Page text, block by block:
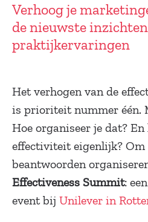
Verhoog je
de nieuwste
praktijkervaringen
Het verhogen van de
is prioriteit nummer één.
Hoe organiseer je dat?
effectiviteit eigenlijk? Om
beantwoorden
Effectiveness Summit:
event bij Unilever in